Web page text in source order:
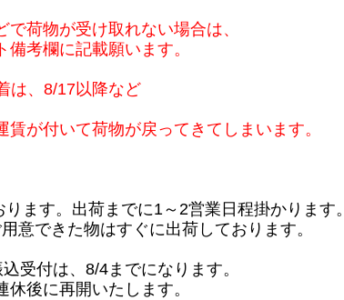
荷物が受け取れない場合は、
備考欄に記載願います。
は、8/17以降など
が付いて荷物が戻ってきてしまいます。
ます。出荷までに1～2営業日程掛かります。
意できた物はすぐに出荷しております。
受付は、8/4までになります。
休後に再開いたします。